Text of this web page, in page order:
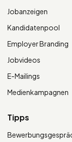
Jobanzeigen
Kandidatenpool
Employer Branding
Jobvideos
E-Mailings
Medienkampagnen
Tipps